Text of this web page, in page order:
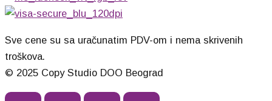
Sve cene su sa uračunatim PDV-om i nema skrivenih
troškova.
© 2025 Copy Studio DOO Beograd